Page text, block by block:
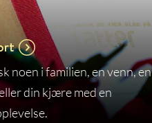
noen i familien, en venn, en
din kjære med en